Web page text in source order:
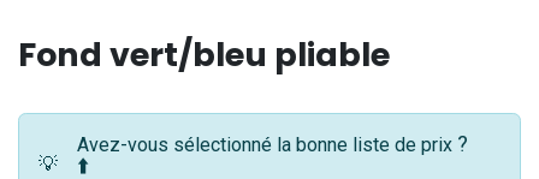
Fond vert/bleu pliable
💡
Avez-vous sélectionné la bonne liste de prix ?
⬆️